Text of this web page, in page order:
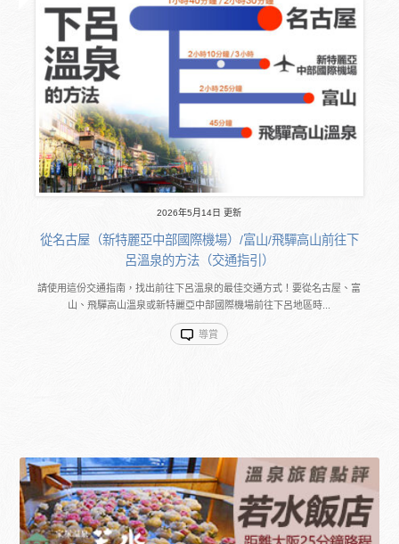
2026年5月14日 更新
從名古屋（新特麗亞中部國際機場）/富山/飛驒高山前往下
呂溫泉的方法（交通指引）
請使用這份交通指南，找出前往下呂溫泉的最佳交通方式！要從名古屋、富
山、飛驒高山溫泉或新特麗亞中部國際機場前往下呂地區時...
導賞